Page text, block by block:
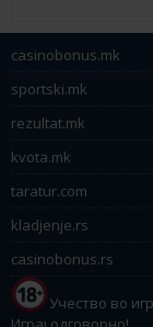
casinobonus.mk
sportski.mk
rezultat.mk
kvota.mk
taratur.com
kladjenje.rs
casinobonus.rs
Учество во